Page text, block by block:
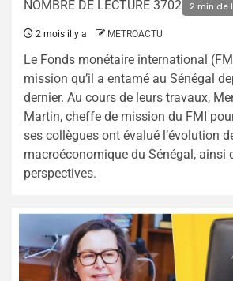
NOMBRE DE LECTURE 3702 2 min de
2 mois il y a METROACTU
Le Fonds monétaire international
mission qu’il a entamé au Sénégal
dernier. Au cours de leurs travaux,
Martin, cheffe de mission du FMI
ses collègues ont évalué l’évolution
macroéconomique du Sénégal, ainsi
perspectives.